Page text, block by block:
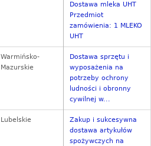
Dostawa mleka UHT
Przedmiot
zamówienia: 1 MLEKO
UHT
Warmińsko-
Mazurskie
Dostawa sprzętu i
wyposażenia na
potrzeby ochrony
ludności i obronny
cywilnej w...
Lubelskie
Zakup i sukcesywna
dostawa artykułów
spożywczych na